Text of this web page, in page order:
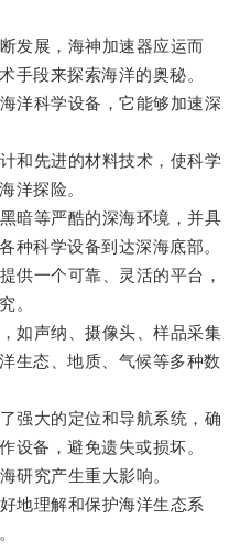
展，海神加速器应运而
手段来探索海洋的奥秘。
科学设备，它能够加速深
先进的材料技术，使科学
洋探险。
等严酷的深海环境，并具
种科学设备到达深海底部。
一个可靠、灵活的平台，
。
声纳、摄像头、样品采集
生态、地质、气候等多种数
大的定位和导航系统，确
设备，避免遗失或损坏。
究产生重大影响。
理解和保护海洋生态系